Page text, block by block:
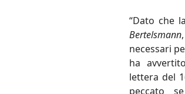
“Dato che
Bertelsmann
necessari
ha
lettera del
peccato